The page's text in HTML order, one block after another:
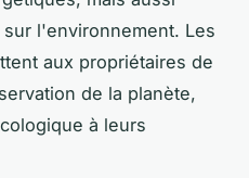
l'environnement. Les
aux propriétaires de
de la planète,
à leurs